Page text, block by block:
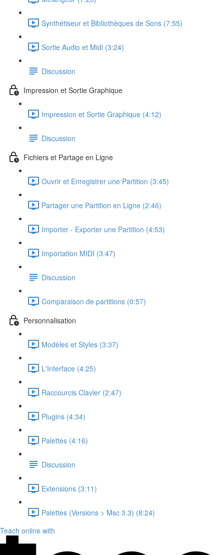
Synthétiseur et Bibliothèques de Sons (7:55)
Sortie Audio et Midi (3:24)
Discussion
Impression et Sortie Graphique
Impression et Sortie Graphique (4:12)
Discussion
Fichiers et Partage en Ligne
Ouvrir et Enregistrer une Partition (3:45)
Partager une Partition en Ligne (2:46)
Importer - Exporter une Partition (4:53)
Importation MIDI (3:47)
Discussion
Comparaison de partitions (0:57)
Personnalisation
Modèles et Styles (3:37)
L'Interface (4:25)
Raccourcis Clavier (2:47)
Plugins (4:34)
Palettes (4:16)
Discussion
Extensions (3:11)
Palettes (Versions > Msc 3.3) (8:24)
Teach online with